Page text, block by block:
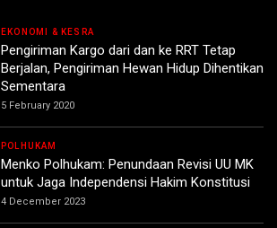
EKONOMI & KESRA
Pengiriman Kargo dari dan ke RRT Tetap
Berjalan, Pengiriman Hewan Hidup Dihentikan
Sementara
5 February 2020
POLHUKAM
Menko Polhukam: Penundaan Revisi UU MK
untuk Jaga Independensi Hakim Konstitusi
4 December 2023